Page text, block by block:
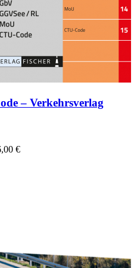
– Verkehrsverlag
€